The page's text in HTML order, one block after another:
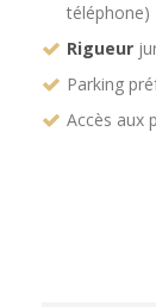
téléphone)
Rigueur
Parking
Accès aux